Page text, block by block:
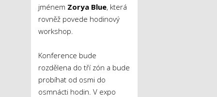
jménem Zorya Blue, která
rovněž povede hodinový
workshop.
Konference bude
rozdělena do tří zón a bude
probíhat od osmi do
osmnácti hodin. V expo